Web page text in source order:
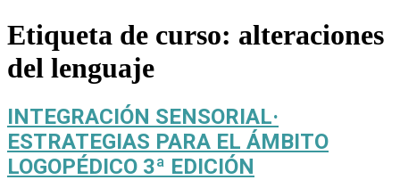
Etiqueta de curso: alteraciones
del lenguaje
INTEGRACIÓN SENSORIAL·
ESTRATEGIAS PARA EL ÁMBITO
LOGOPÉDICO 3ª EDICIÓN